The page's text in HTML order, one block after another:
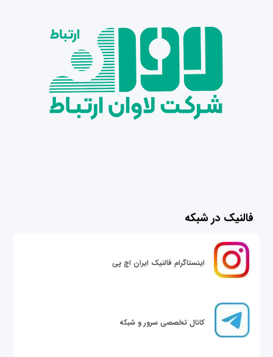
فالنیک در شبکه
اینستاگرام فالنیک ایران اچ پی
کانال تخصصی سرور و شبکه